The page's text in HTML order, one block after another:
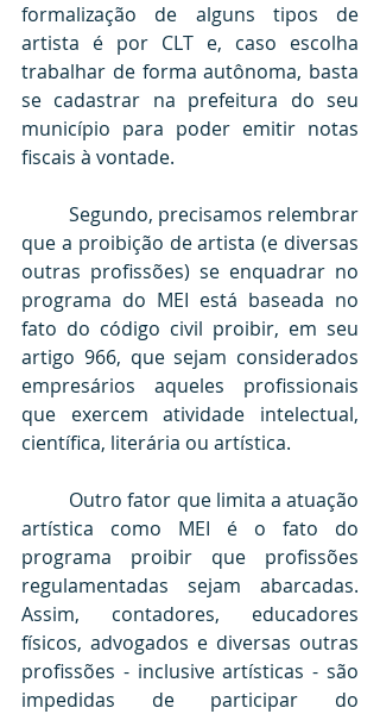
formalização de alguns tipos de
artista é por CLT e, caso escolha
trabalhar de forma autônoma, basta
se cadastrar na prefeitura do seu
município para poder emitir notas
fiscais à vontade.
que a proibição de artista (e diversas
outras profissões) se enquadrar no
programa do MEI está baseada no
fato do código civil proibir, em seu
artigo 966, que sejam considerados
empresários aqueles profissionais
que exercem atividade intelectual,
científica, literária ou artística.
artística como MEI é o fato do
programa proibir que profissões
regulamentadas sejam abarcadas.
Assim, contadores, educadores
físicos, advogados e diversas outras
profissões - inclusive artísticas - são
impedidas de participar do